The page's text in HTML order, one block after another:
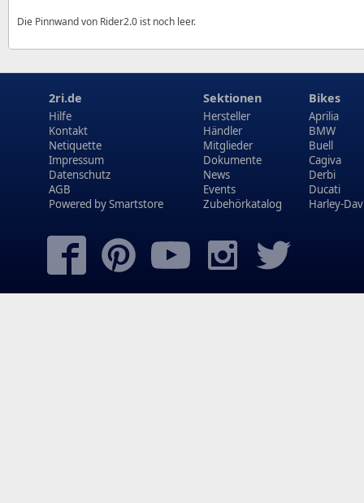
Die Pinnwand von Rider2.0 ist noch leer.
2ri.de
Hilfe
Kontakt
Netiquette
Impressum
Datenschutz
AGB
Powered bySmartstore
Sektionen
Hersteller
Händler
Mitglieder
Dokumente
News
Events
Zubehörkatalog
Bikes
Aprilia
BMW
Buell
Cagiva
Derbi
Ducati
Harley-